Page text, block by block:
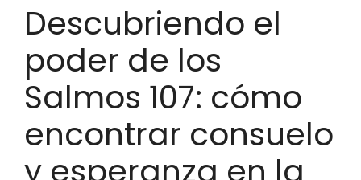
Descubriendo el
poder de los
Salmos 107: cómo
encontrar consuelo
y esperanza en la